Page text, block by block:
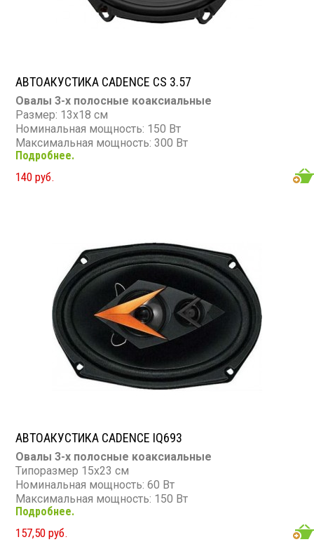
АВТОАКУСТИКА CADENCE CS 3.57
Овалы 3-х полосные коаксиальные
Размер: 13х18 см
Номинальная мощность: 150 Вт
Максимальная мощность: 300 Вт
Диапазон частот: 84 - 20 000 Гц
Чувствительность: 90 дБ
Сопротивление: 4 Ом
Подробнее.
140 руб.
АВТОАКУСТИКА CADENCE IQ693
Овалы 3-х полосные коаксиальные
Типоразмер 15х23 см
Номинальная мощность: 60 Вт
Максимальная мощность: 150 Вт
Диапазон частот: 55 - 20 000 Гц
Чувствительность: 90 дБ
Сопротивление: 4 Ом
Подробнее.
157,50 руб.